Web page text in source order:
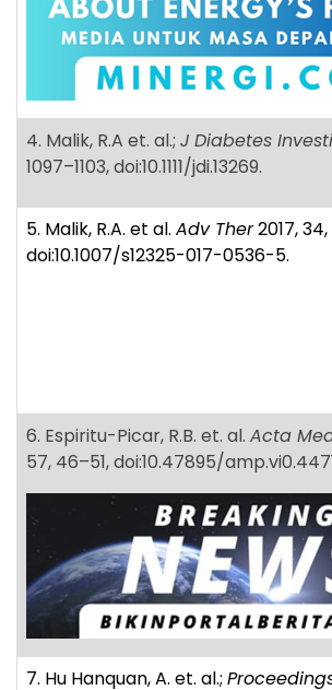
4. Malik, R.A et. al.; J Diabetes
1097–1103, doi:10.1111/jdi.13269.
5. Malik, R.A. et al. Adv Ther2017, 34,
doi:10.1007/s12325-017-0536-5.
6. Espiritu-Picar, R.B. et. al. Acta
57, 46–51, doi:10.47895/